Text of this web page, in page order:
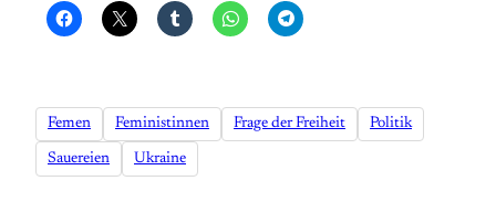
Femen Feministinnen Frage der Freiheit Politik
Sauereien Ukraine